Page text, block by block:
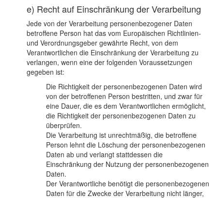
e) Recht auf Einschränkung der Verarbeitung
Jede von der Verarbeitung personenbezogener Daten
betroffene Person hat das vom Europäischen Richtlinien-
und Verordnungsgeber gewährte Recht, von dem
Verantwortlichen die Einschränkung der Verarbeitung zu
verlangen, wenn eine der folgenden Voraussetzungen
gegeben ist:
Die Richtigkeit der personenbezogenen Daten wird
von der betroffenen Person bestritten, und zwar für
eine Dauer, die es dem Verantwortlichen ermöglicht,
die Richtigkeit der personenbezogenen Daten zu
überprüfen.
Die Verarbeitung ist unrechtmäßig, die betroffene
Person lehnt die Löschung der personenbezogenen
Daten ab und verlangt stattdessen die
Einschränkung der Nutzung der personenbezogenen
Daten.
Der Verantwortliche benötigt die personenbezogenen
Daten für die Zwecke der Verarbeitung nicht länger,